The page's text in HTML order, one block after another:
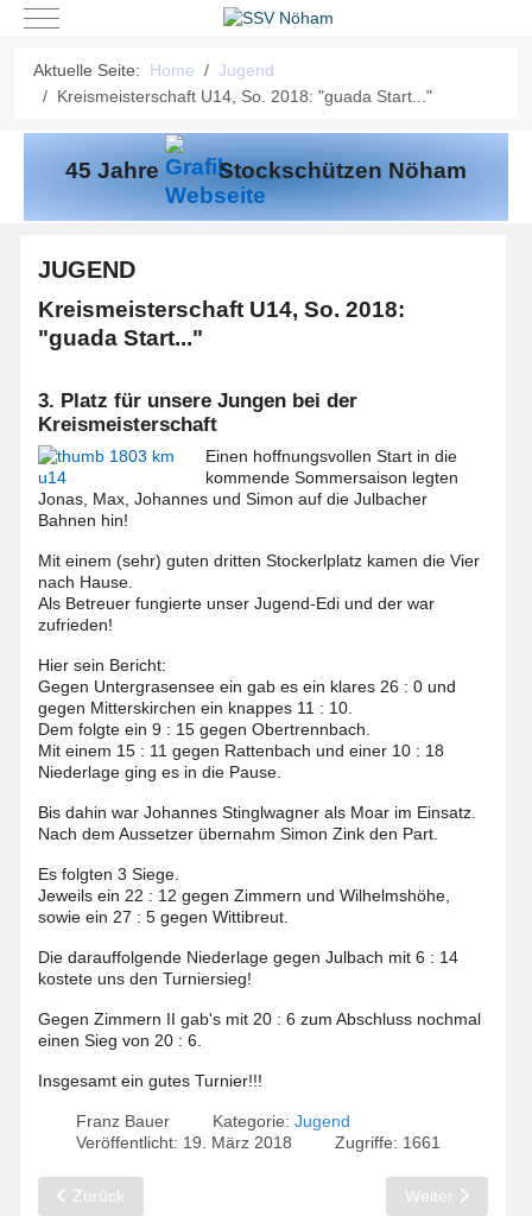
Mobile Menu Toggle
Aktuelle Seite: Home
Jugend
Kreismeisterschaft U14, So. 2018: "guada Start..."
45 Jahre Stockschützen Nöham
JUGEND
Kreismeisterschaft U14, So. 2018:
"guada Start..."
3. Platz für unsere Jungen bei der
Kreismeisterschaft
Einen hoffnungsvollen Start in die
kommende Sommersaison legten
Jonas, Max, Johannes und Simon auf die Julbacher
Bahnen hin!
Mit einem (sehr) guten dritten Stockerlplatz kamen die Vier
nach Hause.
Als Betreuer fungierte unser Jugend-Edi und der war
zufrieden!
Hier sein Bericht:
Gegen Untergrasensee ein gab es ein klares 26 : 0 und
gegen Mitterskirchen ein knappes 11 : 10.
Dem folgte ein 9 : 15 gegen Obertrennbach.
Mit einem 15 : 11 gegen Rattenbach und einer 10 : 18
Niederlage ging es in die Pause.
Bis dahin war Johannes Stinglwagner als Moar im Einsatz.
Nach dem Aussetzer übernahm Simon Zink den Part.
Es folgten 3 Siege.
Jeweils ein 22 : 12 gegen Zimmern und Wilhelmshöhe,
sowie ein 27 : 5 gegen Wittibreut.
Die darauffolgende Niederlage gegen Julbach mit 6 : 14
kostete uns den Turniersieg!
Gegen Zimmern II gab's mit 20 : 6 zum Abschluss nochmal
einen Sieg von 20 : 6.
Insgesamt ein gutes Turnier!!!
Franz Bauer Kategorie: Jugend
Veröffentlicht: 19. März 2018
Zugriffe: 1661
Vorheriger Beitrag: U14 in Oberhausen: "scho wieda..."
Zurück Nächster
Weiter